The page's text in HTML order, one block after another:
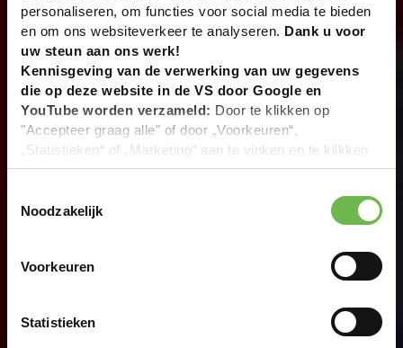
personaliseren, om functies voor social media te bieden
en om ons websiteverkeer te analyseren. Dank u voor
uw steun aan ons werk!
Kennisgeving van de verwerking van uw gegevens
die op deze website in de VS door Google en
YouTube worden verzameld: Door te klikken op
"Accepteer graag alle" of door „Voorkeuren“,
„Statistieken“ of „Marketing“ aan te vinken en te klikken
op "Selectie handmatig instellen", stemt u er ook mee in
overeenstemming met Art. 49 (1) zin 1 lit. a DSGVO. De
VS zijn door het Europees Hof van Justitie beoordeeld
gegevensbescherming volgens EU-normen. In het
Amerikaanse autoriteiten worden verwerkt voor controle-
en toezichtdoeleinden, mogelijk ook zonder enig
Noodzakelijk
Voorkeuren
Statistieken